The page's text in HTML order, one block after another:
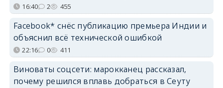
16:40 2 455
Facebook* снёс публикацию премьера Индии и
объяснил всё технической ошибкой
22:16 0 411
Виноваты соцсети: марокканец рассказал,
почему решился вплавь добраться в Сеуту